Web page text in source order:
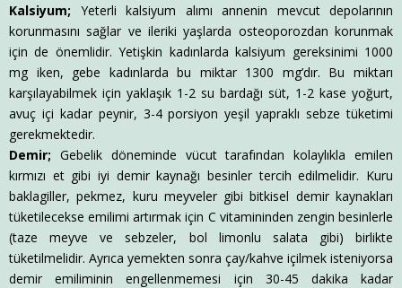
Kalsiyum; Yeterli kalsiyum alımı annenin mevcut depolarının
korunmasını sağlar ve ileriki yaşlarda osteoporozdan korunmak
için de önemlidir. Yetişkin kadınlarda kalsiyum gereksinimi 1000
mg iken, gebe kadınlarda bu miktar 1300 mg’dır. Bu miktarı
karşılayabilmek için yaklaşık 1-2 su bardağı süt, 1-2 kase yoğurt,
avuç içi kadar peynir, 3-4 porsiyon yeşil yapraklı sebze tüketimi
gerekmektedir.
Demir; Gebelik döneminde vücut tarafından kolaylıkla emilen
kırmızı et gibi iyi demir kaynağı besinler tercih edilmelidir. Kuru
baklagiller, pekmez, kuru meyveler gibi bitkisel demir kaynakları
tüketilecekse emilimi artırmak için C vitamininden zengin besinlerle
(taze meyve ve sebzeler, bol limonlu salata gibi) birlikte
tüketilmelidir. Ayrıca yemekten sonra çay/kahve içilmek isteniyorsa
demir emiliminin engellenmemesi için 30-45 dakika kadar